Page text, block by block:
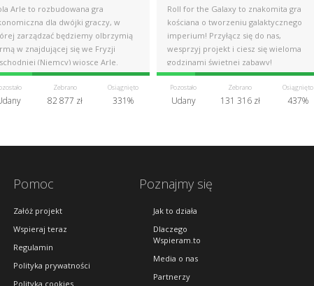
Arle to rozbudowana gra
dla dwójki graczy, w
zarządzać będziemy olbrzymią
w znajdującej się we Fryzji
(Niemcy) wiosce Arle.
Zebrano
82 877 zł
Osiągnięto
331%
Roll for the Galaxy to znakomita gra
kościana o tworzeniu galaktycznego
imperium! Przyłącz się do nas,
wesprzyj projekt i ciesz się wieloma
godzinami świetnej zabawy!
Pozostało
Udany
Zebrano
131 316 zł
Osiągnięto
437%
Pomoc
Załóż projekt
Wspieraj teraz
Regulamin
Polityka prywatności
Polityka cookies
Poznajmy się
Jak to działa
Dlaczego
Wspieram.to
Media o nas
Partnerzy